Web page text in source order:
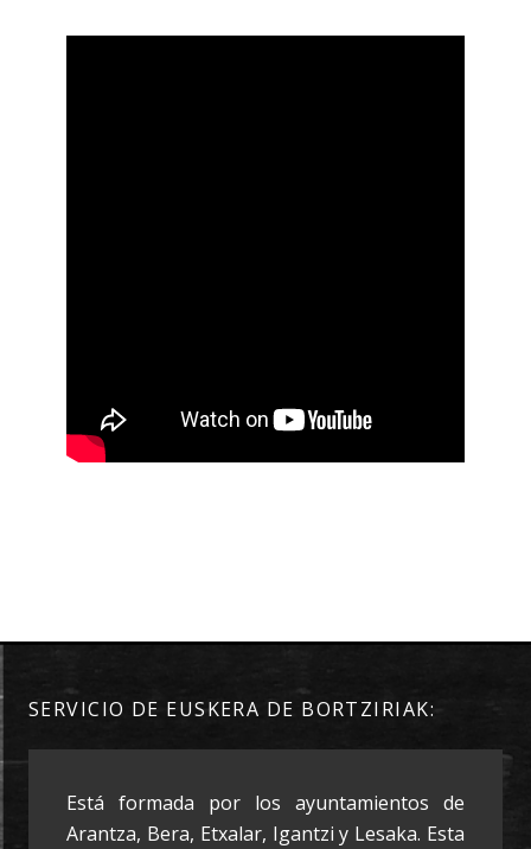
SERVICIO DE EUSKERA DE BORTZIRIAK:
Está formada por los ayuntamientos de
Arantza, Bera, Etxalar, Igantzi y Lesaka. Esta